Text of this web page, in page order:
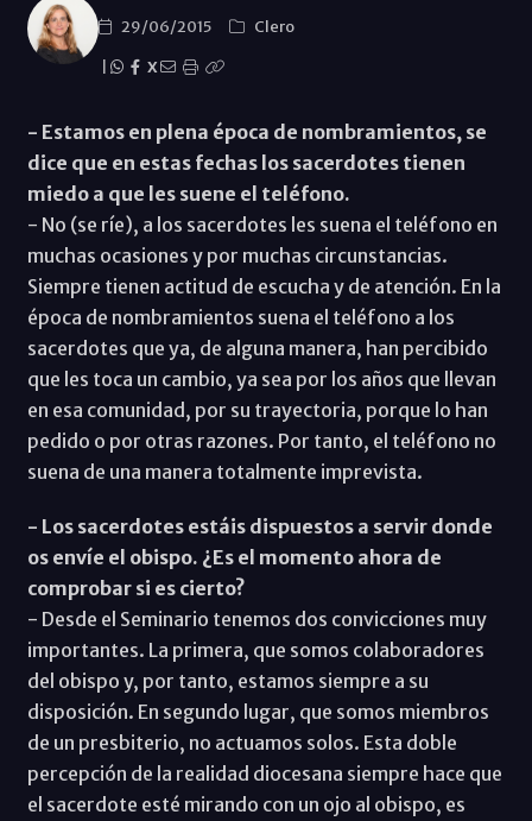
29/06/2015
Clero
X
- Estamos en plena época de nombramientos, se
dice que en estas fechas los sacerdotes tienen
miedo a que les suene el teléfono.
- No (se ríe), a los sacerdotes les suena el teléfono en
muchas ocasiones y por muchas circunstancias.
Siempre tienen actitud de escucha y de atención. En la
época de nombramientos suena el teléfono a los
sacerdotes que ya, de alguna manera, han percibido
que les toca un cambio, ya sea por los años que llevan
en esa comunidad, por su trayectoria, porque lo han
pedido o por otras razones. Por tanto, el teléfono no
suena de una manera totalmente imprevista.
- Los sacerdotes estáis dispuestos a servir donde
os envíe el obispo. ¿Es el momento ahora de
comprobar si es cierto?
- Desde el Seminario tenemos dos convicciones muy
importantes. La primera, que somos colaboradores
del obispo y, por tanto, estamos siempre a su
disposición. En segundo lugar, que somos miembros
de un presbiterio, no actuamos solos. Esta doble
percepción de la realidad diocesana siempre hace que
el sacerdote esté mirando con un ojo al obispo, es